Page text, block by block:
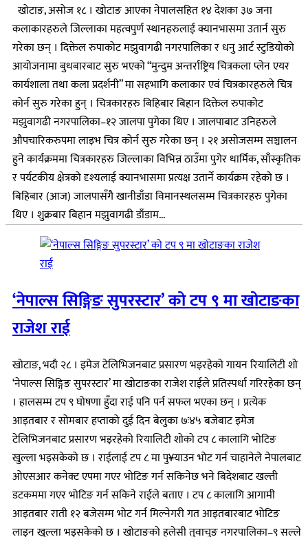
खोटाङ, असोज १८ । खोटाङ आएका नेपालसहित १४ देशका ३७ जना
कलाकारहरुले जिल्लाका महत्वपुर्ण स्थानहरुलाई क्यानभासमा उतार्न सुरु
गरेका छन् । दिक्तेल रुपाकोट मझुवागढी नगरपालिका र धनु आर्ट स्टुडियोको
आयोजनामा बुधबारबाट सुरु भएको “मुन्दुम अन्तर्राष्ट्रिय चित्रकला प्लेन एयर
कार्यशाला तथा कला प्रदर्शनी” मा सहभागि कलाकार एवं चित्रकारहरुले चित्र
कोर्न सुरु गरेका हुन् । चित्रकारहरु बिहिबार बिहान दिक्तेल रुपाकोट
मझुवागढी नगरपालिका–१२ जालपा पुगेका थिए । जालपाबाट उनिहरुले
औपचारिकरुपमा लाइभ चित्र कोर्न सुरु गरेका छन् । २१ असोजसम्म सञ्चालन
हुने कार्यक्रममा चित्रकारहरु जिल्लाका विभिन्न ठाउँमा पुगेर धार्मिक, साँस्कृतिक
र पर्यटकीय क्षेत्रको दृश्यलाई क्यानभासमा प्रत्यक्ष उतार्ने कार्यक्रम रहेको छ ।
बिहिबार (आज) जालपासँगै खानीडाँडा विमानस्थलसम्म चित्रकारहरु पुगेका
थिए । शुक्रबार बिहान मझुवागढी डाँडाम...
‘नेपाल्स सिङ्गिङ सुपरस्टार’ को टप ९ मा खोटाङका
राजेश राई
खोटाङ, भदौ २८ । इमेज टेलिभिजनबाट प्रसारण भइरहेको गायन रियालिटी शो
‘नेपाल्स सिङ्गिङ सुपरस्टार’ मा खोटाङका राजेश राईले प्रतिस्पर्धा गरिरहेका छन्
। हालसम्म टप ९ घोषणा हुँदा राई पनि पर्न सफल भएका छन् । प्रत्येक
आइतबार र सोमबार हप्ताको दुई दिन बेलुका ७ः४५ बजेबाट इमेज
टेलिभिजनबाट प्रसारण भइरहेको रियालिटी शोको टप ८ कालागि भोटिङ
खुल्ला भइसकेको छ । राईलाई टप ८ मा पु¥याउन भोट गर्न चाहानेले नेपालबाट
ओएसआर कनेक्ट एपमा गएर भोटिङ गर्न सकिनेछ भने बिदेशबाट खल्ती
डटकममा गएर भोटिङ गर्न सकिने राईले बताए । टप ८ कालागि आगामी
आइतबार राती १२ बजेसम्म भोट गर्न मिल्नेगरी गत आइतबारबाट भोटिङ
लाइन खुल्ला भइसकेको छ । खोटाङको हलेसी तुवाचुङ नगरपालिका–९ सल्ले